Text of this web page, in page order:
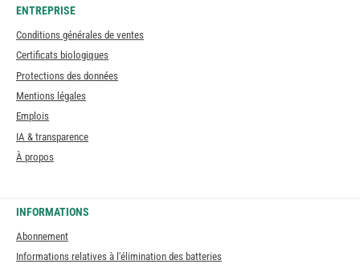
ENTREPRISE
Conditions générales de ventes
Certificats biologiques
Protections des données
Mentions légales
Emplois
IA & transparence
À propos
INFORMATIONS
Abonnement
Informations relatives à l'élimination des batteries